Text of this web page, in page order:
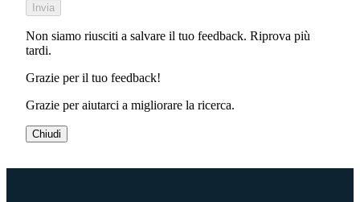
Invia
Non siamo riusciti a salvare il tuo feedback. Riprova più
tardi.
Grazie per il tuo feedback!
Grazie per aiutarci a migliorare la ricerca.
Chiudi